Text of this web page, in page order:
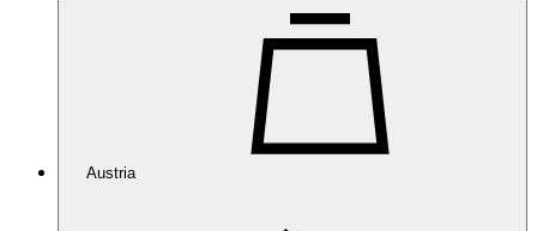
Austria